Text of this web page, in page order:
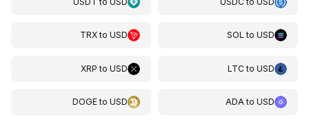
SOL toUSD
TRXtoUSD
LTCtoUSD
XRP toUSD
ADAtoUSD
DOGEtoUSD